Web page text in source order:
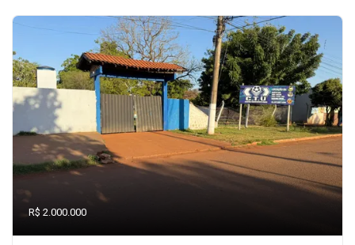
R$ 2.000.000